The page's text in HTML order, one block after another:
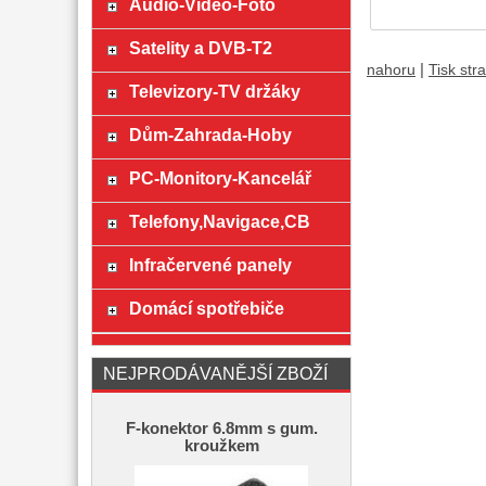
nahoru Tisk
Audio-Video-Foto
Satelity a DVB-T2
Televizory-TV držáky
Dům-Zahrada-Hoby
PC-Monitory-Kancelář
Telefony,Navigace,CB
Infračervené panely
Domácí spotřebiče
NEJPRODÁVANĚJŠÍ ZBOŽÍ
F-konektor 6.8mm s gum.
kroužkem